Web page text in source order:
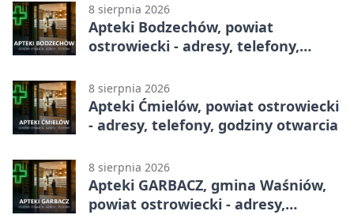
8 sierpnia 2026
Apteki Bodzechów, powiat
ostrowiecki - adresy, telefony,
8 sierpnia 2026
Apteki Ćmielów, powiat ostrowiecki
- adresy, telefony, godziny otwarcia
8 sierpnia 2026
Apteki GARBACZ, gmina Waśniów,
powiat ostrowiecki - adresy,